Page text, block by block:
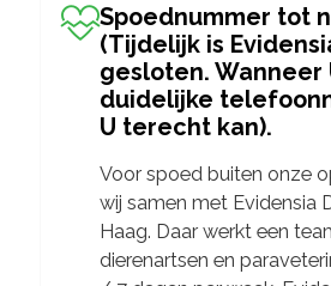
Spoednummer tot
(Tijdelijk is
gesloten. Wanneer
duidelijke
U terecht kan).
Voor spoed buiten onze
wij samen met Evidensia
Haag. Daar werkt een
dierenartsen en